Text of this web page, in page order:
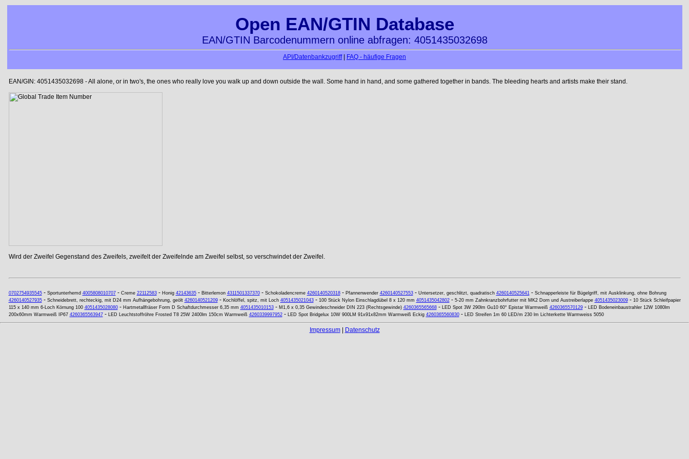
Open EAN/GTIN Database
EAN/GTIN Barcodenummern online abfragen: 4051435032698
API/Datenbankzugriff| FAQ - häufige Fragen
EAN/GIN: 4051435032698 - All alone, or in two's, the ones who really love you walk up and down outside the wall. Some hand in hand, and some gathered together in bands. The bleeding hearts and artists make their stand.
Wird der Zweifel Gegenstand des Zweifels, zweifelt der Zweifelnde am Zweifel selbst, so verschwindet der Zweifel.
0702754935545- Sportunterhemd 4005808010707- Creme 22112583- Honig 42143635- Bitterlemon 4311501337370- Schokoladencreme 4260140520318- Pfannenwender 4260140527553- Untersetzer, geschlitzt, quadratisch 4260140525641- Schnapperleiste für Bügelgriff, mit Ausklinkung, ohne Bohrung
4260140527935- Schneidebrett, rechteckig, mit D24 mm Aufhängebohrung, geölt 4260140521209- Kochlöffel, spitz, mit Loch 4051435021043- 100 Stück Nylon Einschlagdübel 8 x 120 mm 4051435042802- 5-20 mm Zahnkranzbohrfutter mit MK2 Dorn und Austreiberlappe 4051435023009- 10 Stück Schleifpapier
115 x 140 mm 6-Loch Körnung 100 4051435028080- Hartmetallfräser Form D Schaftdurchmesser 6,35 mm 4051435010153- M1,6 x 0,35 Gewindeschneider DIN 223 (Rechtsgewinde) 4260365565668- LED Spot 3W 290lm Gu10 60° Epistar Warmweiß 4260365570129- LED Bodeneinbaustrahler 12W 1080lm
200x60mm Warmweiß IP67 4260365563947- LED Leuchtstoffröhre Frosted T8 25W 2400lm 150cm Warmweiß 4260339997952- LED Spot Bridgelux 10W 900LM 91x91x82mm Warmweiß Eckig 4260365560830- LED Streifen 1m 60 LED/m 230 lm Lichterkette Warmweiss 5050
Impressum| Datenschutz